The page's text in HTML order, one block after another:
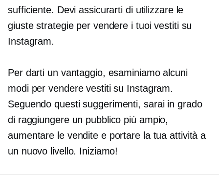
sufficiente. Devi assicurarti di utilizzare le
giuste strategie per vendere i tuoi vestiti su
Instagram.
Per darti un vantaggio, esaminiamo alcuni
modi per vendere vestiti su Instagram.
Seguendo questi suggerimenti, sarai in grado
di raggiungere un pubblico più ampio,
aumentare le vendite e portare la tua attività a
un nuovo livello. Iniziamo!